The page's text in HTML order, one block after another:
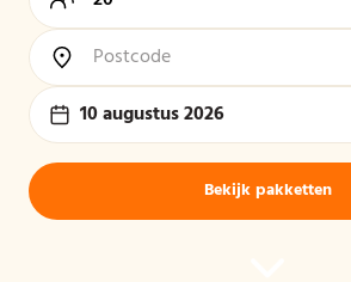
10 augustus 2026
Bekijk pakketten